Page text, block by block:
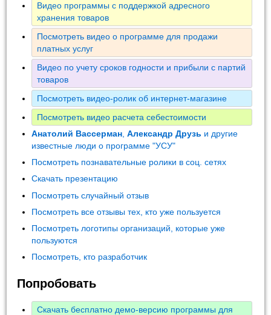
Видео программы с поддержкой адресного
хранения товаров
Посмотреть видео о программе для продажи
платных услуг
Видео по учету сроков годности и прибыли с партий
товаров
Посмотреть видео-ролик об интернет-магазине
Посмотреть видео расчета себестоимости
Анатолий Вассерман ,Александр Друзь и другие
известные люди о программе "УСУ"
Посмотреть познавательные ролики в соц. сетях
Скачать презентацию
Посмотреть случайный отзыв
Посмотреть все отзывы тех, кто уже пользуется
Посмотреть логотипы организаций, которые уже
пользуются
Посмотреть, кто разработчик
Попробовать
Скачать бесплатно демо-версию программы для